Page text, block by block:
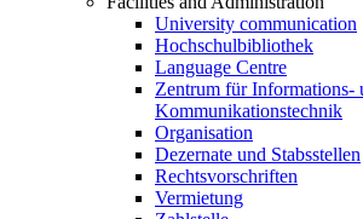
University communication
Hochschulbibliothek
Language Centre
Zentrum für Informations-
Kommunikationstechnik
Organisation
Dezernate und Stabsstellen
Rechtsvorschriften
Vermietung